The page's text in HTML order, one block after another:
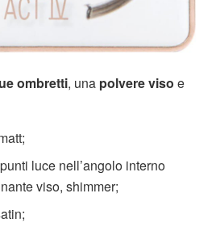
ombretti, una polvere viso e
luce nell’angolo interno
viso, shimmer;